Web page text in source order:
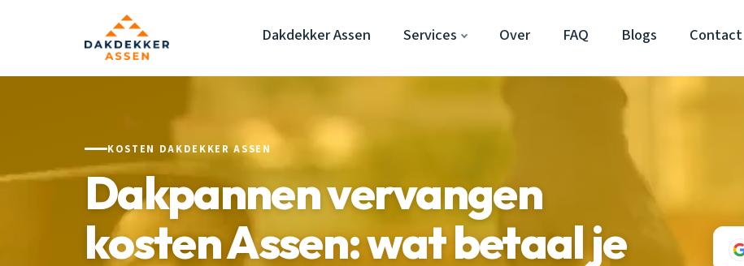
Dakdekker Assen Services Over FAQ Blogs Contact
KOSTEN DAKDEKKER ASSEN
Dakpannen vervangen
kosten Assen: wat betaal je